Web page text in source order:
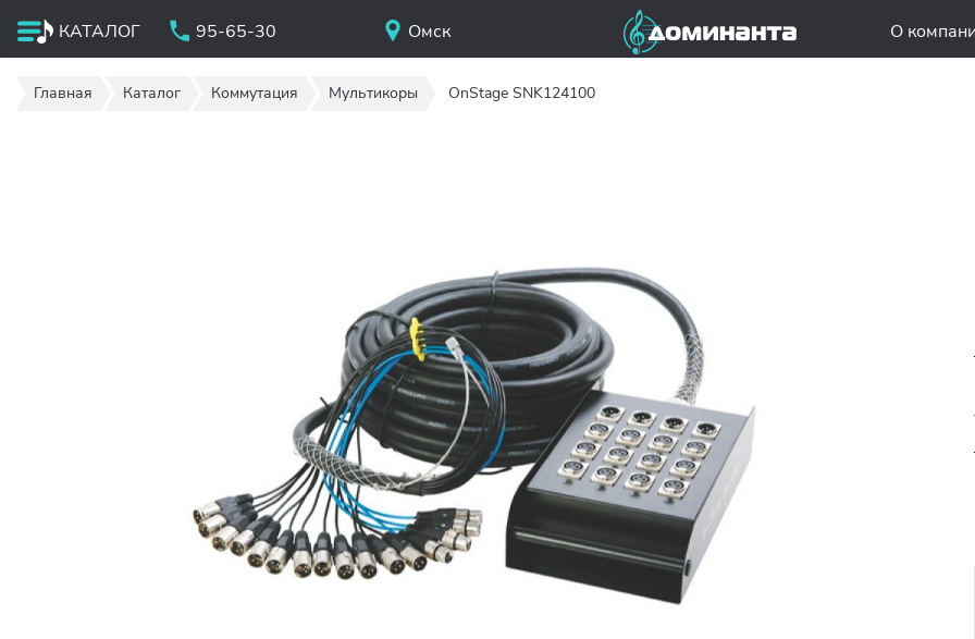
КАТАЛОГ 95-65-30 Омск О
Главная Каталог Коммутация Мультикоры OnStage SNK124100